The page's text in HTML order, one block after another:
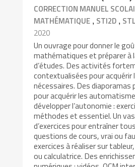
CORRECTION MANUEL
MATHÉMATIQUE , STI2D , STL
2020
Un ouvrage pour donner le
mathématiques et préparer à
d’études. Des activités
contextualisées pour acquérir
nécessaires. Des diaporamas
pour acquérir les
développer l’autonomie :
méthodes et essentiel. Un
d’exercices pour entraîner
questions de cours, vrai ou
exercices à réaliser sur
ou calculatrice. Des